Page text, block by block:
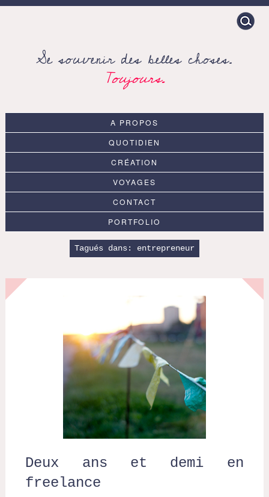
Search
for:
Se souvenir des belles choses.
Toujours.
A PROPOS
QUOTIDIEN
CRÉATION
VOYAGES
CONTACT
PORTFOLIO
Tagués dans: entrepreneur
Deux ans et demi en
freelance